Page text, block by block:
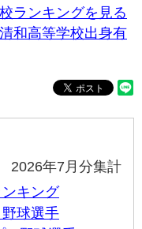
ランキングを見る
和高等学校出身有
2026年7月分集計
キング
球選手